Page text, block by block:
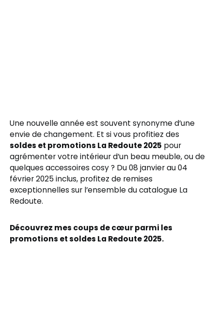
Une nouvelle année est souvent synonyme d’une
envie de changement. Et si vous profitiez des
soldes et promotions La Redoute 2025 pour
agrémenter votre intérieur d’un beau meuble, ou de
quelques accessoires cosy ? Du 08 janvier au 04
février 2025 inclus, profitez de remises
exceptionnelles sur l’ensemble du catalogue La
Redoute.
Découvrez mes coups de cœur parmi les
promotions et soldes La Redoute 2025.